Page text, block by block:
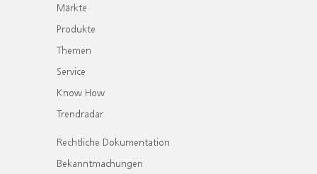
Märkte
Produkte
Themen
Service
Know How
Trendradar
Rechtliche Dokumentation
Bekanntmachungen